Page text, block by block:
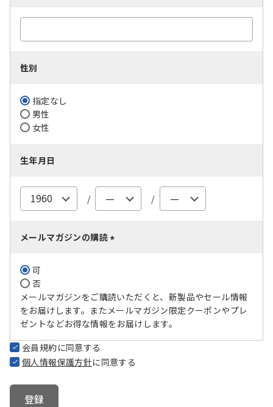
必
性別
指定なし
男性
女性
生年月日
メールマガジンの購読
)
可
否
メールマガジンをご購読いただくと、新製品やセール情報
をお届けします。またメールマガジン限定クーポンやプレ
ゼントなどお得な情報をお届けします。
会員規約に同意する
個人情報保護方針に同意する
登録